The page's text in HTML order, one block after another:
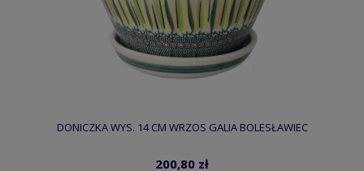
DONICZKA WYS. 14 CM WRZOS GALIA BOLESŁAWIEC
200,80 zł